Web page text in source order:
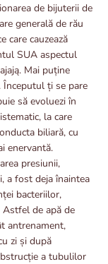
de bijuterii de
generală de rău
care cauzează
SUA aspectul
Mai puține
Începutul ți se pare
să evoluezi în
la care
biliară, cu
enervantă.
presiunii,
a fost deja înaintea
bacteriilor,
de apă de
antrenament,
zi și după
a tubulilor